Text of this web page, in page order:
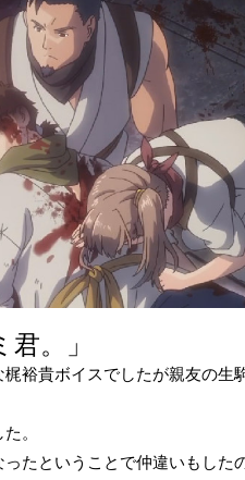
君。」
裕貴ボイスでしたが親友の生
。
たということで仲違いもした